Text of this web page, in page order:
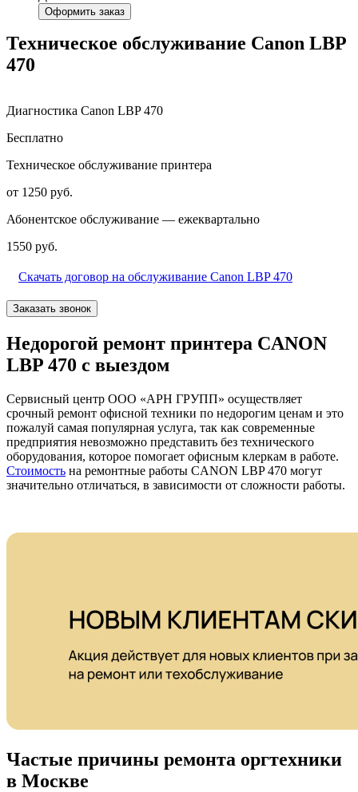
Оформить заказ
Техническое обслуживание Canon LBP
470
Диагностика Canon LBP 470
Бесплатно
Техническое обслуживание принтера
от 1250 руб.
Абонентское обслуживание — ежеквартально
1550 руб.
Скачать договор на обслуживание Canon LBP 470
Заказать звонок
Недорогой ремонт принтера CANON
LBP 470 с выездом
Сервисный центр ООО «АРН ГРУПП» осуществляет
срочный ремонт офисной техники по недорогим ценам и это
пожалуй самая популярная услуга, так как современные
предприятия невозможно представить без технического
оборудования, которое помогает офисным клеркам в работе.
Стоимость на ремонтные работы CANON LBP 470 могут
значительно отличаться, в зависимости от сложности работы.
Частые причины ремонта оргтехники
в Москве